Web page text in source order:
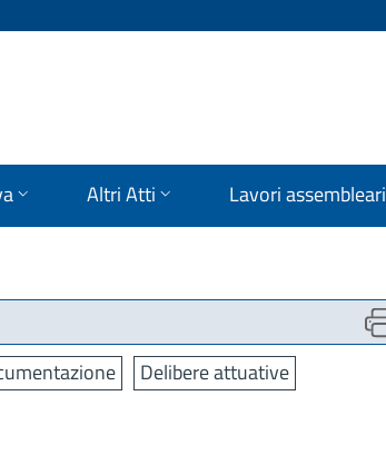
Altri Atti Lavori assembleari
Delibere attuative